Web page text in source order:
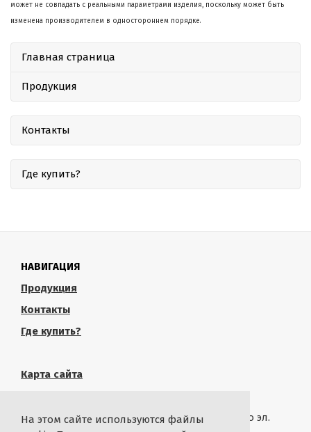
На этом сайте используются файлы
может не совпадать с реальными параметрами изделия, поскольку может быть
изменена производителем в одностороннем порядке.
Главная страница
Продукция
Контакты
Где купить?
НАВИГАЦИЯ
Продукция
Контакты
Где купить?
Карта сайта
Связаться с администрацией сайта можно по эл.